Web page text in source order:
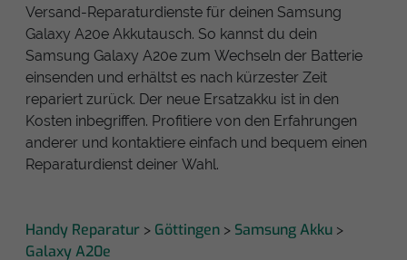
Versand-Reparaturdienste für deinen Samsung
Galaxy A20e Akkutausch. So kannst du dein
Samsung Galaxy A20e zum Wechseln der Batterie
einsenden und erhältst es nach kürzester Zeit
repariert zurück. Der neue Ersatzakku ist in den
Kosten inbegriffen. Profitiere von den Erfahrungen
anderer und kontaktiere einfach und bequem einen
Reparaturdienst deiner Wahl.
Handy Reparatur > Göttingen > Samsung Akku >
Galaxy A20e